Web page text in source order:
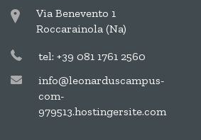
Via Benevento 1
Roccarainola (Na)
tel: +39 081 1761 2560
info@leonarduscampus-
com-
979513.hostingersite.com